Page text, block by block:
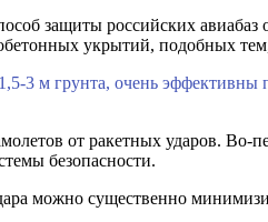
защиты российских
укрытий, подобных
3 м грунта, очень
от ракетных ударов. Во-
безопасности.
можно существенно